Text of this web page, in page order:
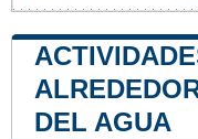
DEL AGUA